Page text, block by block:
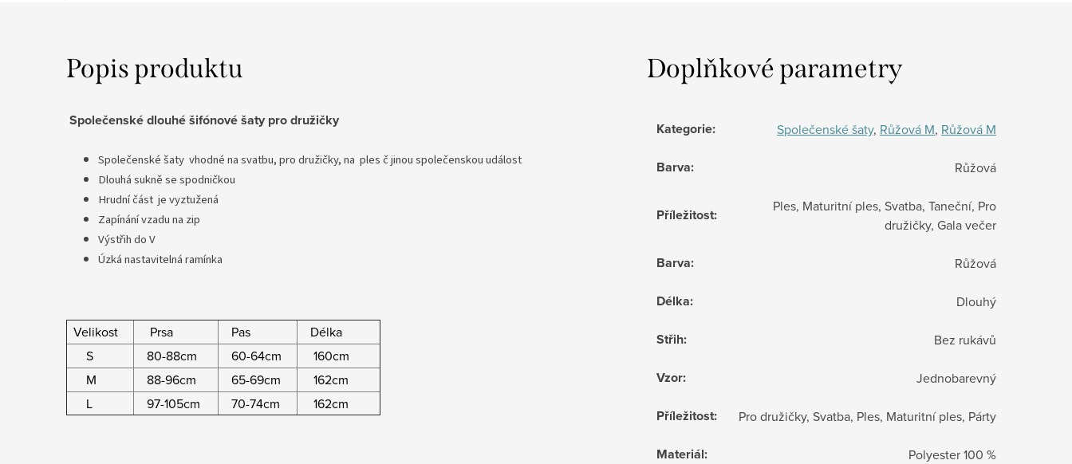
Popis produktu
Společenské dlouhé šifónové šaty pro družičky
Společenské šaty vhodné na svatbu, pro družičky, na ples č jinou společenskou událost
Dlouhá sukně se spodničkou
Hrudní část je vyztužená
Zapínání vzadu na zip
Výstřih do V
Úzká nastavitelná ramínka
Velikost Prsa Pas
Délka
S
80-88cm 60-64cm
160cm
M
88-96cm 65-69cm
162cm
L
97-105cm 70-74cm 162cm
Doplňkové parametry
Kategorie: Společenské šaty, Růžová M, Růžová M
Barva: Růžová
Příležitost:
Ples, Maturitní ples, Svatba, Taneční, Pro
družičky, Gala večer
Barva: Růžová
Délka: Dlouhý
Střih: Bez rukávů
Vzor: Jednobarevný
Příležitost: Pro družičky, Svatba, Ples, Maturitní ples, Párty
Materiál: Polyester 100 %